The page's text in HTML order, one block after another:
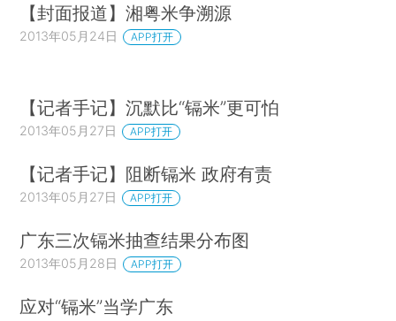
【封面报道】湘粤米争溯源
2013年05月24日 APP打开
【记者手记】沉默比“镉米”更可怕
2013年05月27日 APP打开
【记者手记】阻断镉米 政府有责
2013年05月27日 APP打开
广东三次镉米抽查结果分布图
2013年05月28日 APP打开
应对“镉米”当学广东